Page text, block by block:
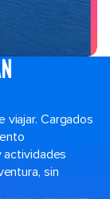
viajar. Cargados
actividades
sin